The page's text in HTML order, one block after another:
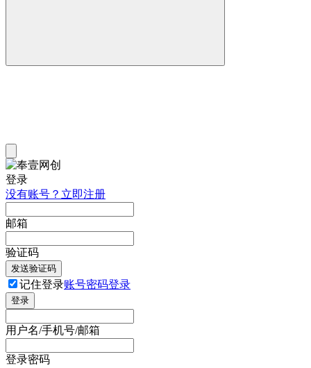
登录
没有账号？立即注册
邮箱
验证码
发送验证码
记住登录账号密码登录
登录
用户名/手机号/邮箱
登录密码